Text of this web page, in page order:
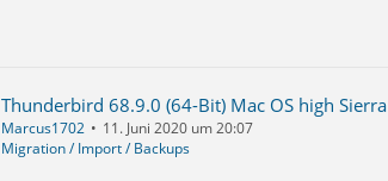
Thunderbird 68.9.0 (64-Bit) Mac OS high Sierra
Marcus1702
11. Juni 2020 um 20:07
Migration / Import / Backups